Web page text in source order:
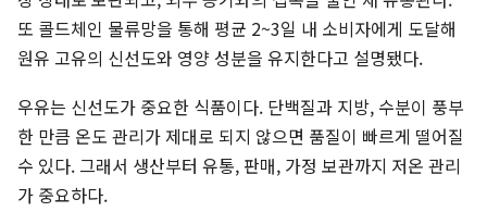
또 콜드체인 물류망을 통해 평균 2~3일 내 소비자에게 도달해
원유 고유의 신선도와 영양 성분을 유지한다고 설명됐다.
우유는 신선도가 중요한 식품이다. 단백질과 지방, 수분이 풍부
한 만큼 온도 관리가 제대로 되지 않으면 품질이 빠르게 떨어질
수 있다. 그래서 생산부터 유통, 판매, 가정 보관까지 저온 관리
가 중요하다.